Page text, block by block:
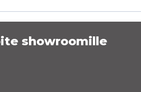
showroomille